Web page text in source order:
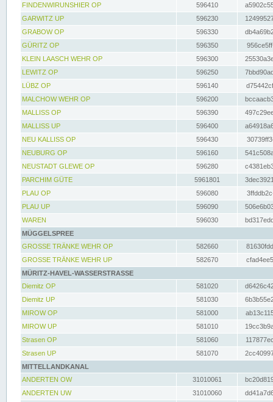
FINDENWIRUNSHIER OP
596410
GARWITZ UP
596230
GRABOW OP
596330
GÜRITZ OP
596350
KLEIN LAASCH WEHR OP
596300
LEWITZ OP
596250
LÜBZ OP
596140
MALCHOW WEHR OP
596200
MALLISS OP
596390
MALLISS UP
596400
NEU KALLISS OP
596430
NEUBURG OP
596160
NEUSTADT GLEWE OP
596280
PARCHIM GÜTE
5961801
PLAU OP
596080
PLAU UP
596090
WAREN
596030
MÜGGELSPREE
GROSSE TRÄNKE WEHR OP
582660
GROSSE TRÄNKE WEHR UP
582670
MÜRITZ-HAVEL-WASSERSTRASSE
Diemitz OP
581020
Diemitz UP
581030
MIROW OP
581000
MIROW UP
581010
Strasen OP
581060
Strasen UP
581070
MITTELLANDKANAL
ANDERTEN OW
31010061
ANDERTEN UW
31010060